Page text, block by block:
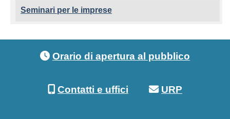
Seminari per le imprese
Orario di apertura al pubblico
Contatti e uffici URP